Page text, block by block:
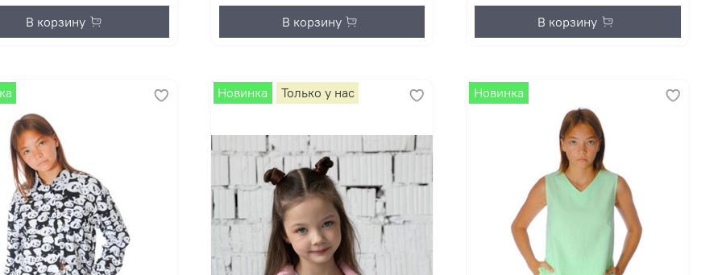
В корзину В корзину В корзину
Новинка Только у нас Новинка